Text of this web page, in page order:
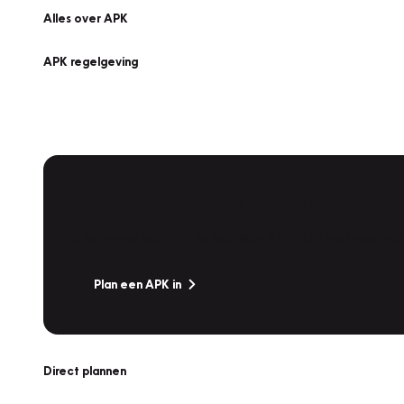
Alles over APK
APK regelgeving
Plan een APK in
Direct plannen